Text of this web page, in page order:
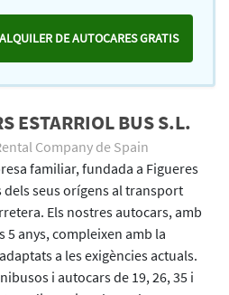
DE AUTOCARES GRATIS
ESTARRIOL BUS S.L.
Company de Spain
familiar, fundada a Figueres
dels seus orígens al transport
Els nostres autocars, amb
anys, compleixen amb la
a les exigències actuals.
i autocars de 19, 26, 35 i